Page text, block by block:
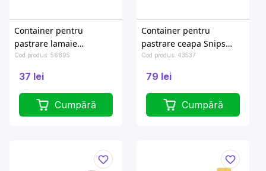
Container pentru
pastrare lamaie
12X9X8.2cm
Cod produs: 56895
37 lei
Cumpără
Container pentru
pastrare ceapa Snips
12.5X10.5cm
Cod produs: 43537
79 lei
Cumpără